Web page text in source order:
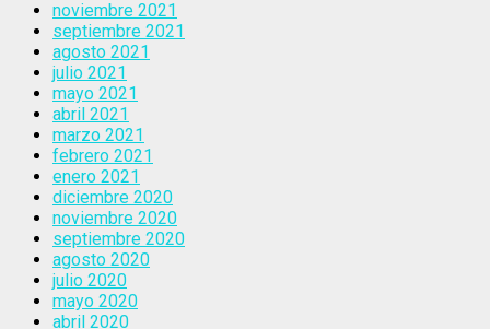
noviembre 2021
septiembre 2021
agosto 2021
julio 2021
mayo 2021
abril 2021
marzo 2021
febrero 2021
enero 2021
diciembre 2020
noviembre 2020
septiembre 2020
agosto 2020
julio 2020
mayo 2020
abril 2020